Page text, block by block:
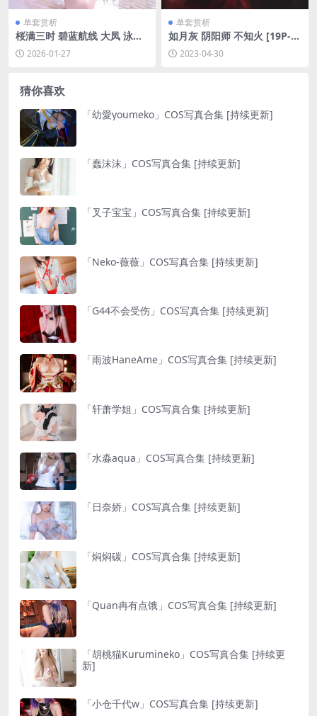
单套赏析
桜满三时 碧蓝航线 大凤 泳装
[135P-543.7M]
2026-01-27
单套赏析
如月灰 阴阳师 不知火 [19P-1
28MB]
2023-04-30
猜你喜欢
「幼愛youmeko」COS写真合集 [持续更新]
「蠢沫沫」COS写真合集 [持续更新]
「叉子宝宝」COS写真合集 [持续更新]
「Neko-薇薇」COS写真合集 [持续更新]
「G44不会受伤」COS写真合集 [持续更新]
「雨波HaneAme」COS写真合集 [持续更新]
「轩萧学姐」COS写真合集 [持续更新]
「水淼aqua」COS写真合集 [持续更新]
「日奈娇」COS写真合集 [持续更新]
「焖焖碳」COS写真合集 [持续更新]
「Quan冉有点饿」COS写真合集 [持续更新]
「胡桃猫Kurumineko」COS写真合集 [持续更
新]
「小仓千代w」COS写真合集 [持续更新]